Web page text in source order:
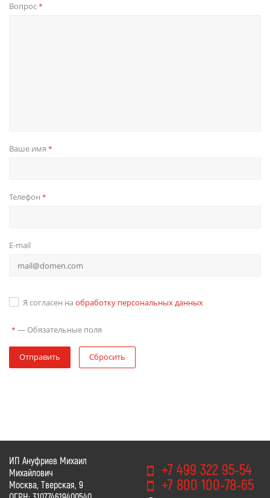
Вопрос*
Ваше имя *
Телефон *
E-mail
Я согласен на обработку персональных данных
* — Обязательные поля
Отправить Сбросить
ИП Ануфриев Михаил
Михайлович
Москва, Тверская, 9
+7 499 322 95-54
+7 800 100-78-65